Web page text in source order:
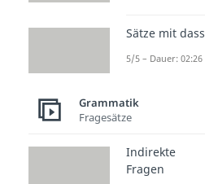
Sätze mit dass
5/5 – Dauer: 02:26
Grammatik
Fragesätze
Indirekte
Fragen